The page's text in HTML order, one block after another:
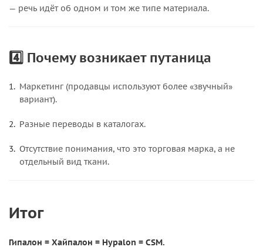
— речь идёт об одном и том же типе материала.
4️⃣ Почему возникает путаница
Маркетинг (продавцы используют более «звучный»
вариант).
Разные переводы в каталогах.
Отсутствие понимания, что это торговая марка, а не
отдельный вид ткани.
Итог
Гипалон = Хайпалон = Hypalon = CSM.